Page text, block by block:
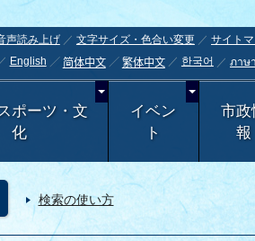
声読み上げ 文字サイズ・色合い変更
サイト
English 简体中文 繁体中文 한국어 ภาษ
ポーツ・文
化
イベン
ト
市政
報
検索の使い方